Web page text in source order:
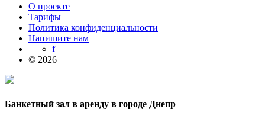
О проекте
Тарифы
Политика конфиденциальности
Напишите нам
f
© 2026
Банкетный зал в аренду в городе Днепр